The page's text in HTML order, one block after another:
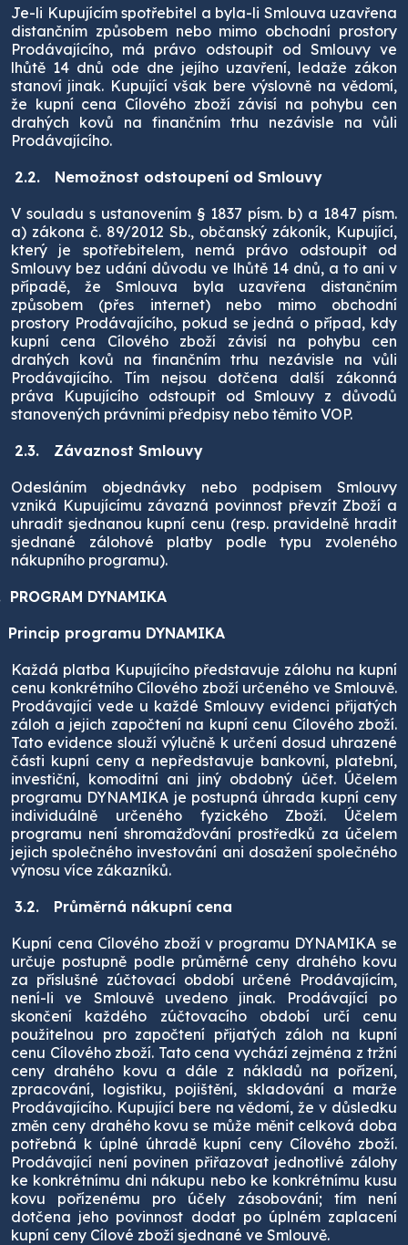
Je-li Kupujícím spotřebitel a byla-li Smlouva uzavřena
distančním způsobem nebo mimo obchodní prostory
Prodávajícího, má právo odstoupit od Smlouvy ve
lhůtě 14 dnů ode dne jejího uzavření, ledaže zákon
stanoví jinak. Kupující však bere výslovně na vědomí,
že kupní cena Cílového zboží závisí na pohybu cen
drahých kovů na finančním trhu nezávisle na vůli
Prodávajícího.
2.2.
Nemožnost odstoupení od Smlouvy
V souladu s ustanovením § 1837 písm. b) a 1847 písm.
a) zákona č. 89/2012 Sb., občanský zákoník, Kupující,
který je spotřebitelem, nemá právo odstoupit od
Smlouvy bez udání důvodu ve lhůtě 14 dnů, a to ani v
případě, že Smlouva byla uzavřena distančním
způsobem (přes internet) nebo mimo obchodní
prostory Prodávajícího, pokud se jedná o případ, kdy
kupní cena Cílového zboží závisí na pohybu cen
drahých kovů na finančním trhu nezávisle na vůli
Prodávajícího. Tím nejsou dotčena další zákonná
práva Kupujícího odstoupit od Smlouvy z důvodů
stanovených právními předpisy nebo těmito VOP.
2.3.
Závaznost Smlouvy
Odesláním objednávky nebo podpisem Smlouvy
vzniká Kupujícímu závazná povinnost převzít Zboží a
uhradit sjednanou kupní cenu (resp. pravidelně hradit
sjednané zálohové platby podle typu zvoleného
nákupního programu).
PROGRAM DYNAMIKA
Princip programu DYNAMIKA
Každá platba Kupujícího představuje zálohu na kupní
cenu konkrétního Cílového zboží určeného ve Smlouvě.
Prodávající vede u každé Smlouvy evidenci přijatých
záloh a jejich započtení na kupní cenu Cílového zboží.
Tato evidence slouží výlučně k určení dosud uhrazené
části kupní ceny a nepředstavuje bankovní, platební,
investiční, komoditní ani jiný obdobný účet. Účelem
programu DYNAMIKA je postupná úhrada kupní ceny
individuálně určeného fyzického Zboží. Účelem
programu není shromažďování prostředků za účelem
jejich společného investování ani dosažení společného
výnosu více zákazníků.
3.2.
Průměrná nákupní cena
Kupní cena Cílového zboží v programu DYNAMIKA se
určuje postupně podle průměrné ceny drahého kovu
za příslušné zúčtovací období určené Prodávajícím,
není-li ve Smlouvě uvedeno jinak. Prodávající po
skončení každého zúčtovacího období určí cenu
použitelnou pro započtení přijatých záloh na kupní
cenu Cílového zboží. Tato cena vychází zejména z tržní
ceny drahého kovu a dále z nákladů na pořízení,
zpracování, logistiku, pojištění, skladování a marže
Prodávajícího. Kupující bere na vědomí, že v důsledku
změn ceny drahého kovu se může měnit celková doba
potřebná k úplné úhradě kupní ceny Cílového zboží.
Prodávající není povinen přiřazovat jednotlivé zálohy
ke konkrétnímu dni nákupu nebo ke konkrétnímu kusu
kovu pořízenému pro účely zásobování; tím není
dotčena jeho povinnost dodat po úplném zaplacení
kupní ceny Cílové zboží sjednané ve Smlouvě.